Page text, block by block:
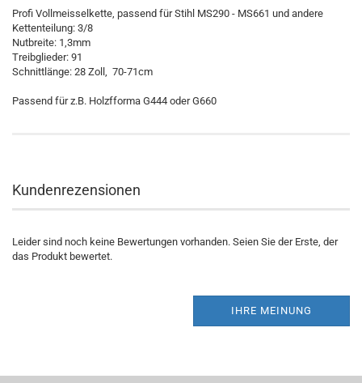
Profi Vollmeisselkette, passend für Stihl MS290 - MS661 und andere
Kettenteilung: 3/8
Nutbreite: 1,3mm
Treibglieder: 91
Schnittlänge: 28 Zoll, 70-71cm
Passend für z.B. Holzfforma G444 oder G660
Kundenrezensionen
Leider sind noch keine Bewertungen vorhanden. Seien Sie der Erste, der
das Produkt bewertet.
IHRE MEINUNG